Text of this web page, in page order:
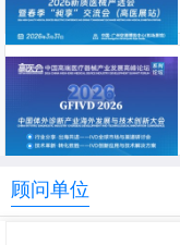
顾问单位